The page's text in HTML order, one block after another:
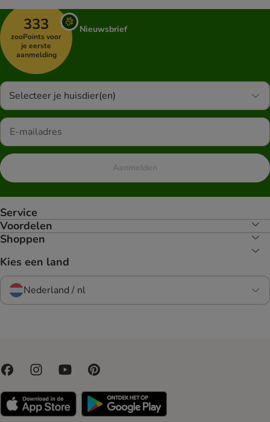
333
zooPoints voor
je eerste
aanmelding
Nieuwsbrief
Selecteer je huisdier(en)
Aanmelden
Service
Voordelen
Shoppen
Kies een land
Nederland / nl